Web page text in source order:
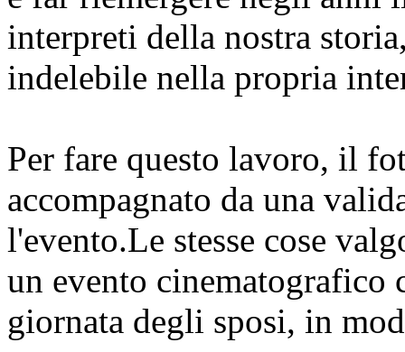
interpreti della nostra
indelebile nella propria
Per fare questo lavoro, il
accompagnato da una
l'evento.Le stesse cose
un evento cinematografico
giornata degli sposi, in